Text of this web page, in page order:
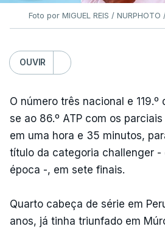
Foto por MIGUEL REIS / NURPHOTO
OUVIR
O número três nacional e
se ao 86.º ATP com os
em uma hora e 35 minutos,
título da categoria challenger -
época -, em sete finais.
Quarto cabeça de série em
anos, já tinha triunfado em